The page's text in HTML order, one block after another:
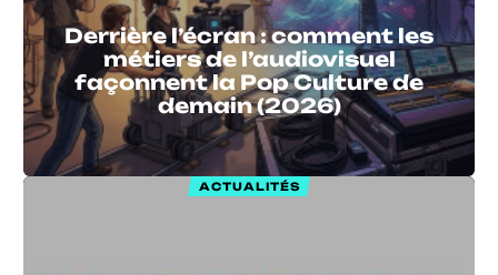
Derrière l’écran : comment les
métiers de l’audiovisuel
façonnent la Pop Culture de
demain (2026)
ACTUALITÉS